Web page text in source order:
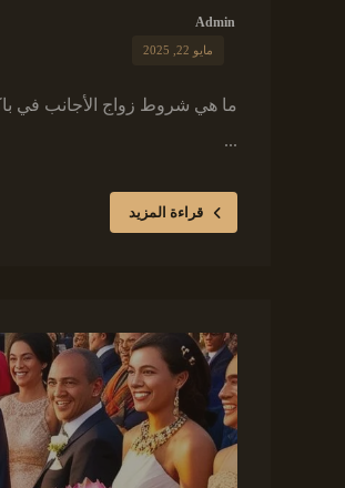
Admin
مايو 22, 2025
ما هي شروط زواج الأجانب في
...
قراءة المزيد